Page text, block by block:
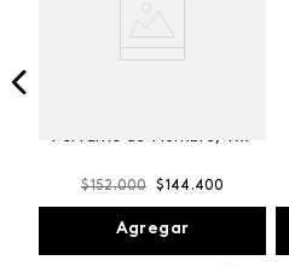
Perfume de Hombre, 100
$152.000 $144 .400
Agregar